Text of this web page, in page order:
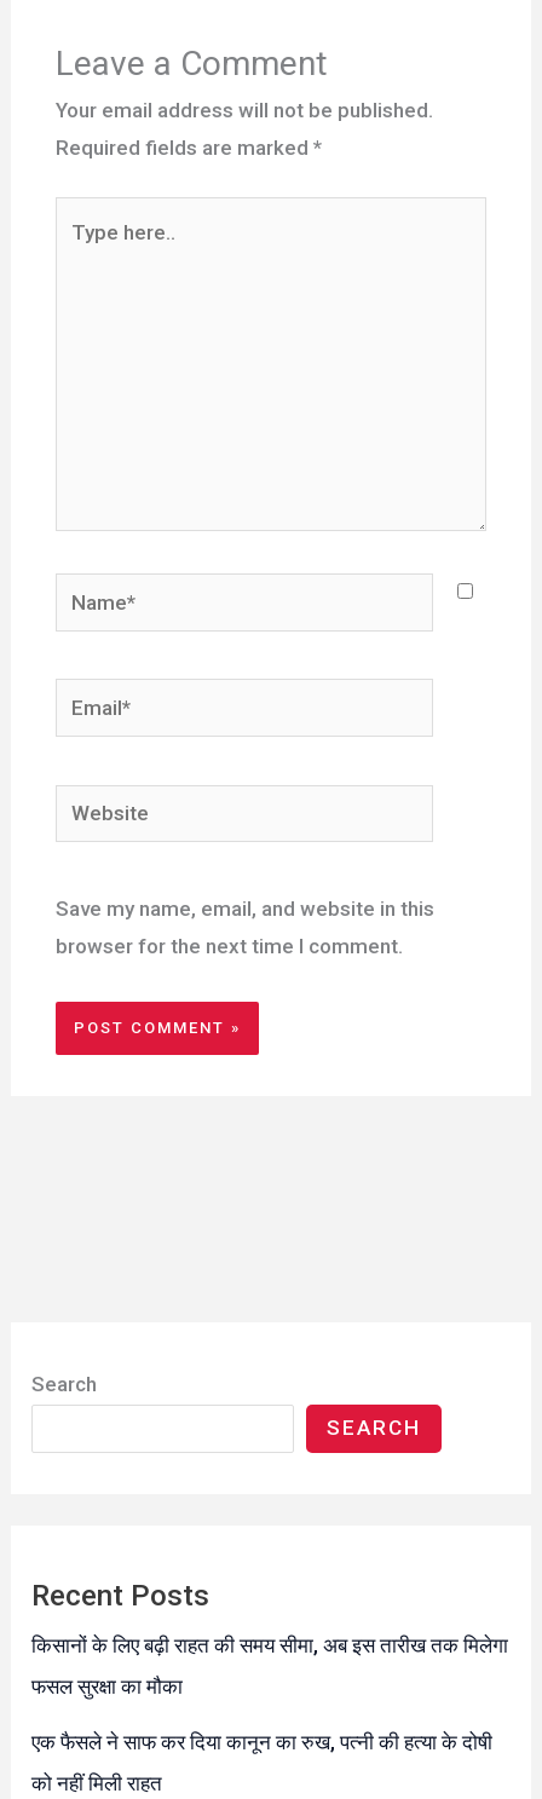
Leave a Comment
Your email address will not be published.
Required fields are marked *
Name*
Email*
Website
Save my name, email, and website in this
browser for the next time I comment.
Search
SEARCH
Recent Posts
किसानों के लिए बढ़ी राहत की समय सीमा, अब इस तारीख तक मिलेगा
फसल सुरक्षा का मौका
एक फैसले ने साफ कर दिया कानून का रुख, पत्नी की हत्या के दोषी
को नहीं मिली राहत